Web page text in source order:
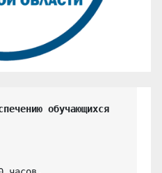
обучающихся